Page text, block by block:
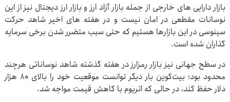
بازار دارایی های خارجی از جمله بازار آزاد ارز و بازار ارز دیجتال نیز از این
نوسانات مقطعی در امان نیست و در هفته های اخیر شاهد حرکت
سینوسی در این بازارها هستیم که حتی سبب متضرر شدن برخی سرمایه
گذاران شده است.
در سطح جهانی نیز بازار رمزارز در هفته گذشته شاهد نوساناتی هرچند
محدود بود؛ بیت‌کوین بار دیگر توانست موقعیت خود را بالای ۸۰ هزار
دلار حفظ کند، در حالی که اتریوم با کاهش قیمت مواجه شد.